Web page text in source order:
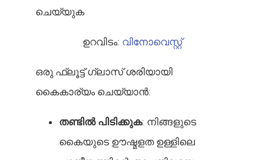
ഉറവിടം: വിനോവെസ്റ്റ്
ഒരു ഫ്ലൂട്ട് ഗ്ലാസ് ശരിയായി
കൈകാര്യം ചെയ്യാൻ:
തണ്ടിൽ പിടിക്കുക: നിങ്ങളുടെ
കൈയുടെ ഊഷ്മളത ഉള്ളിലെ